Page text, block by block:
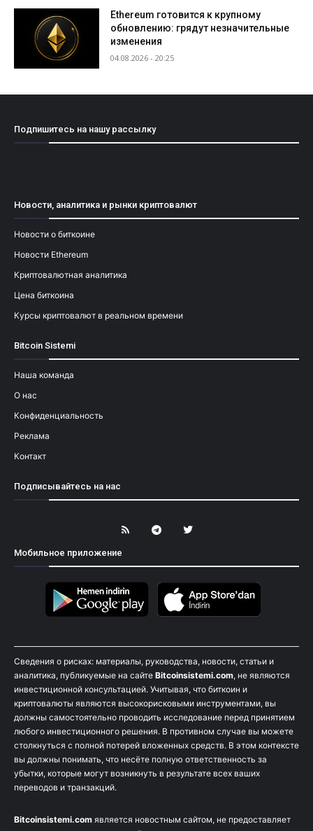
Ethereum готовится к крупному
обновлению: грядут незначительные
изменения
04.08.2026 - 20:25
Подпишитесь на нашу рассылку
Новости, аналитика и рынки криптовалют
Новости о биткоине
Новости Ethereum
Криптовалютная аналитика
Цена биткоина
Курсы криптовалют в реальном времени
Bitcoin Sistemi
Наша команда
О нас
Конфиденциальность
Реклама
Контакт
Подписывайтесь на нас
Мобильное приложение
Сведения о рисках: материалы, руководства, новости, статьи и
аналитика, публикуемые на сайте Bitcoinsistemi.com, не являются
инвестиционной консультацией. Учитывая, что биткоин и
криптовалюты являются высокорисковыми инструментами, вы
должны самостоятельно проводить исследование перед принятием
любого инвестиционного решения. В противном случае вы можете
столкнуться с полной потерей вложенных средств. В этом контексте
вы должны понимать, что несёте полную ответственность за
убытки, которые могут возникнуть в результате всех ваших
переводов и транзакций.
Bitcoinsistemi.com является новостным сайтом, не предоставляет